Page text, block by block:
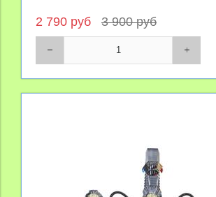
2 790 руб 3 900 руб